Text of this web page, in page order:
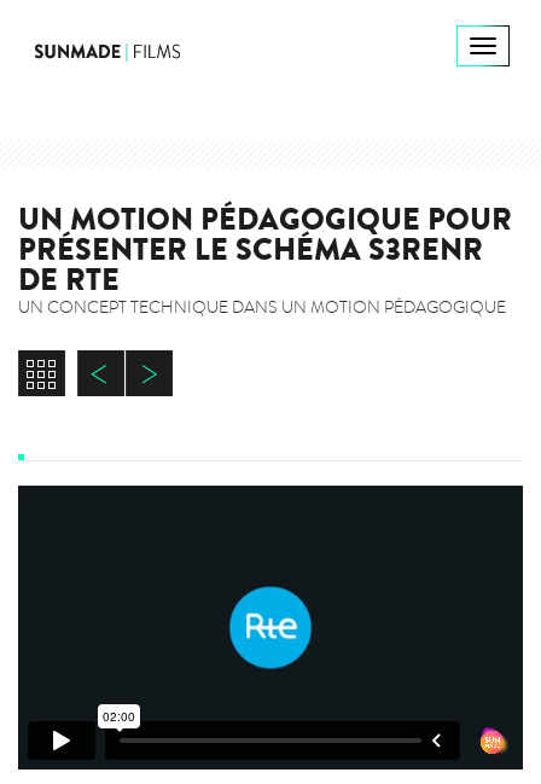
UN MOTION PÉDAGOGIQUE POUR
PRÉSENTER LE SCHÉMA S3RENR
DE RTE
UN CONCEPT TECHNIQUE DANS UN MOTION PÉDAGOGIQUE